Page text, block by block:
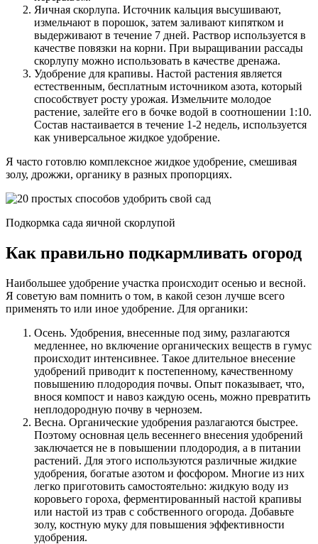
Яичная скорлупа. Источник кальция высушивают,
измельчают в порошок, затем заливают кипятком и
выдерживают в течение 7 дней. Раствор используется в
качестве повязки на корни. При выращивании рассады
скорлупу можно использовать в качестве дренажа.
Удобрение для крапивы. Настой растения является
естественным, бесплатным источником азота, который
способствует росту урожая. Измельчите молодое
растение, залейте его в бочке водой в соотношении 1:10.
Состав настаивается в течение 1-2 недель, используется
как универсальное жидкое удобрение.
Я часто готовлю комплексное жидкое удобрение, смешивая
золу, дрожжи, органику в разных пропорциях.
Подкормка сада яичной скорлупой
Как правильно подкармливать огород
Наибольшее удобрение участка происходит осенью и весной.
Я советую вам помнить о том, в какой сезон лучше всего
применять то или иное удобрение. Для органики:
Осень. Удобрения, внесенные под зиму, разлагаются
медленнее, но включение органических веществ в гумус
происходит интенсивнее. Такое длительное внесение
удобрений приводит к постепенному, качественному
повышению плодородия почвы. Опыт показывает, что,
внося компост и навоз каждую осень, можно превратить
неплодородную почву в чернозем.
Весна. Органические удобрения разлагаются быстрее.
Поэтому основная цель весеннего внесения удобрений
заключается не в повышении плодородия, а в питании
растений. Для этого используются различные жидкие
удобрения, богатые азотом и фосфором. Многие из них
легко приготовить самостоятельно: жидкую воду из
коровьего гороха, ферментированный настой крапивы
или настой из трав с собственного огорода. Добавьте
золу, костную муку для повышения эффективности
удобрения.